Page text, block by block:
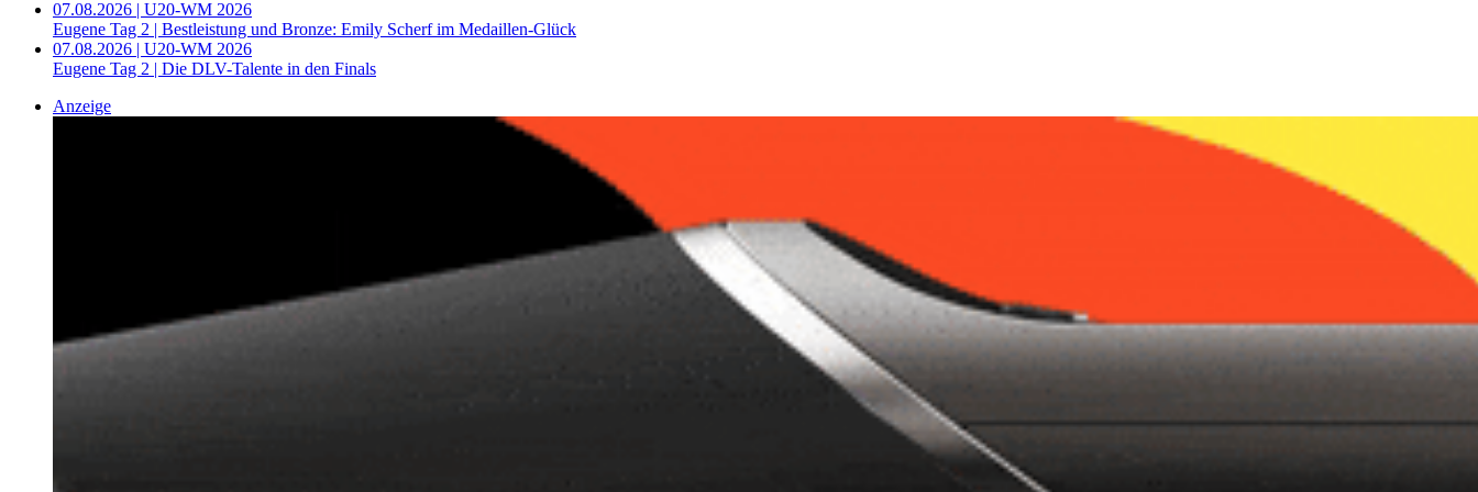
07.08.2026 | U20-WM 2026
Eugene Tag 2 | Bestleistung und Bronze: Emily Scherf im Medaillen-Glück
07.08.2026 | U20-WM 2026
Eugene Tag 2 | Die DLV-Talente in den Finals
Anzeige